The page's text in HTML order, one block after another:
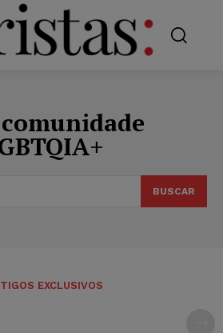
comunidade
BUSCAR
EXCLUSIVOS